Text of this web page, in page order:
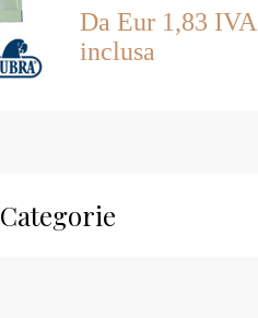
ml
Da Eur 1,83 IVA
inclusa
Categorie